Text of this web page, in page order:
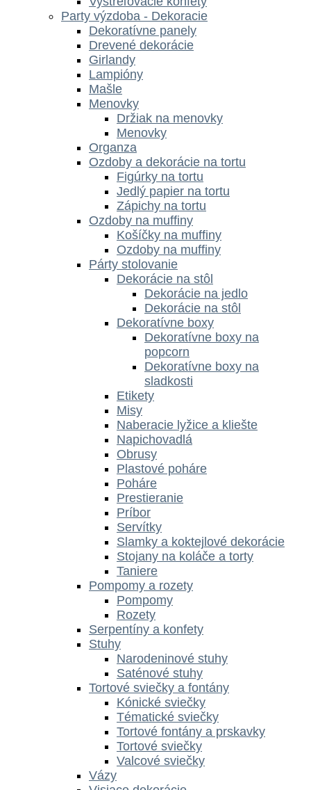
Party výzdoba - Dekoracie
Dekoratívne panely
Drevené dekorácie
Girlandy
Lampióny
Mašle
Menovky
Držiak na menovky
Menovky
Organza
Ozdoby a dekorácie na tortu
Figúrky na tortu
Jedlý papier na tortu
Zápichy na tortu
Ozdoby na muffiny
Košíčky na muffiny
Ozdoby na muffiny
Párty stolovanie
Dekorácie na stôl
Dekorácie na jedlo
Dekorácie na stôl
Dekoratívne boxy
Dekoratívne boxy na
popcorn
Dekoratívne boxy na
sladkosti
Etikety
Misy
Naberacie lyžice a kliešte
Napichovadlá
Obrusy
Plastové poháre
Poháre
Prestieranie
Príbor
Servítky
Slamky a koktejlové dekorácie
Stojany na koláče a torty
Taniere
Pompomy a rozety
Pompomy
Rozety
Serpentíny a konfety
Stuhy
Narodeninové stuhy
Saténové stuhy
Tortové sviečky a fontány
Kónické sviečky
Tématické sviečky
Tortové fontány a prskavky
Tortové sviečky
Valcové sviečky
Vázy